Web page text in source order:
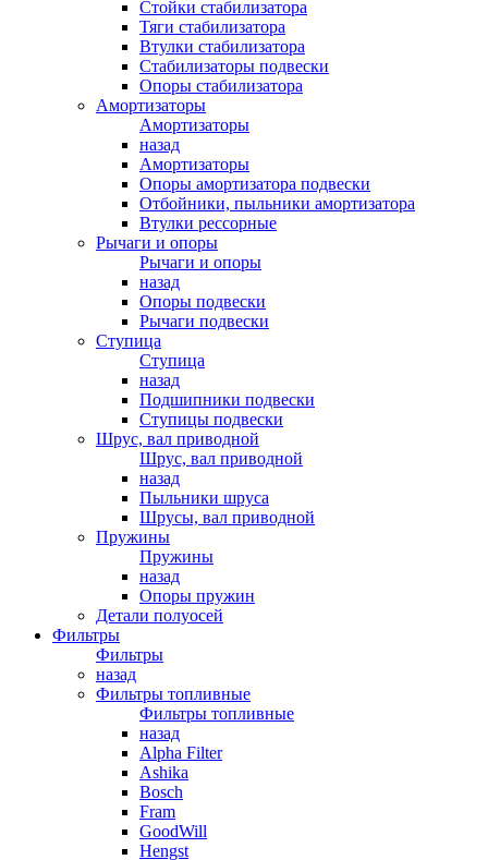
Стойки стабилизатора
Тяги стабилизатора
Втулки стабилизатора
Стабилизаторы подвески
Опоры стабилизатора
Амортизаторы
Амортизаторы
назад
Амортизаторы
Опоры амортизатора подвески
Отбойники, пыльники амортизатора
Втулки рессорные
Рычаги и опоры
Рычаги и опоры
назад
Опоры подвески
Рычаги подвески
Ступица
Ступица
назад
Подшипники подвески
Ступицы подвески
Шрус, вал приводной
Шрус, вал приводной
назад
Пыльники шруса
Шрусы, вал приводной
Пружины
Пружины
назад
Опоры пружин
Детали полуосей
Фильтры
Фильтры
назад
Фильтры топливные
Фильтры топливные
назад
Alpha Filter
Ashika
Bosch
Fram
GoodWill
Hengst